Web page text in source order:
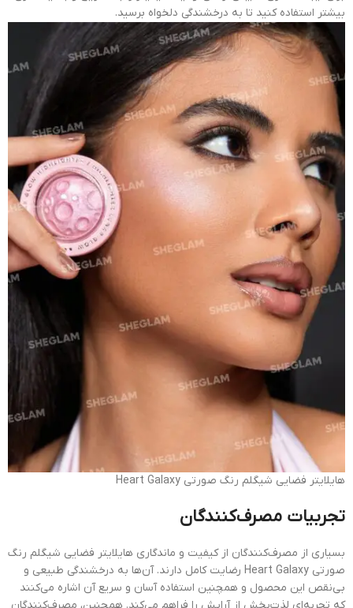
بیشتر استفاده کنید تا به درخشندگی دلخواه برسید.
هایلایتر فضایی شیگلم رنگ صورتی Heart Galaxy
تجربیات مصرف‌کنندگان
بسیاری از مصرف‌کنندگان از کیفیت و ماندگاری هایلایتر فضایی شیگلم رنگ
صورتی Heart Galaxy رضایت کامل دارند. آن‌ها به درخشندگی طبیعی و
بی‌نقص این محصول و همچنین استفاده آسان و سریع آن اشاره می‌کنند